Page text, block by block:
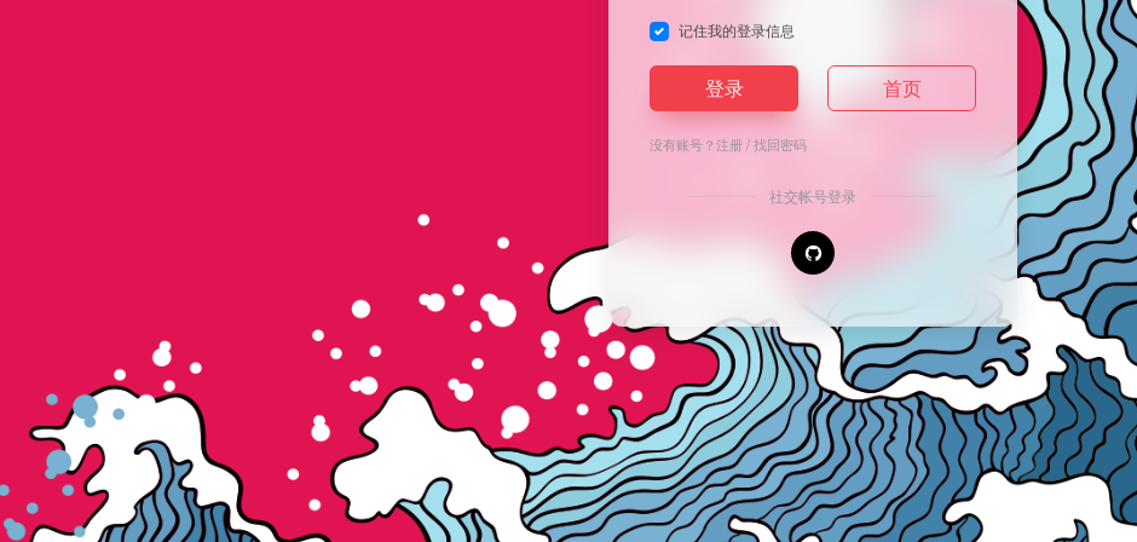
记住我的登录信息
登录 首页
没有账号？注册/找回密码
社交帐号登录